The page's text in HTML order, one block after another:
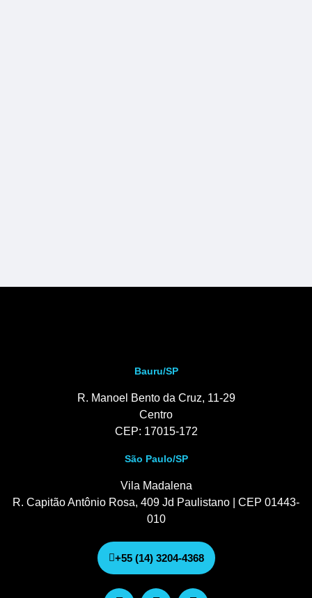
Bauru/SP
R. Manoel Bento da Cruz, 11-29
Centro
CEP: 17015-172
São Paulo/SP
Vila Madalena
R. Capitão Antônio Rosa, 409 Jd Paulistano | CEP 01443-
010
+55 (14) 3204-4368